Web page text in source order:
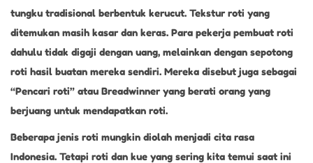
tungku tradisional berbentuk kerucut. Tekstur roti yang
ditemukan masih kasar dan keras. Para pekerja pembuat roti
dahulu tidak digaji dengan uang, melainkan dengan sepotong
roti hasil buatan mereka sendiri. Mereka disebut juga sebagai
“Pencari roti” atau Breadwinner yang berati orang yang
berjuang untuk mendapatkan roti.
Beberapa jenis roti mungkin diolah menjadi cita rasa
Indonesia. Tetapi roti dan kue yang sering kita temui saat ini